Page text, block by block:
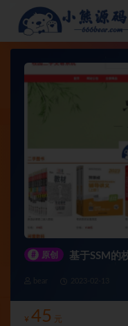
# 原创 基于SSM的
¥ 45 元